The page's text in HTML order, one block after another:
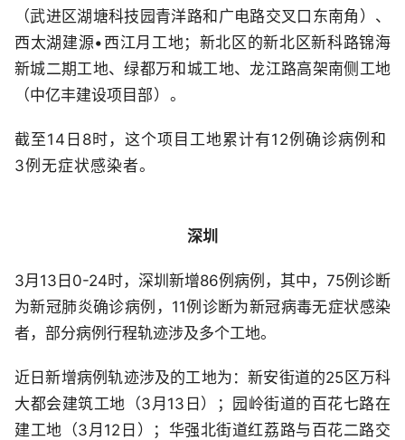
（武进区湖塘科技园青洋路和广电路交叉口东南角）、
西太湖建源•西江月工地；新北区的新北区新科路锦海
新城二期工地、绿都万和城工地、龙江路高架南侧工地
（中亿丰建设项目 部）。
截至14日8时，这个项目工地累计有12例确诊病例和
3例无症状感染者。
深圳
3月13日0-24时，深圳新增86例病例，其中，75例诊断
为新冠肺炎确诊病例，11例诊断为新冠病毒无症状感染
者，部分病例行程轨迹涉及多个工地。
近日新增病例轨迹涉及的工地为：新安街道的25区万科
大都会建筑工地（3月13日）；园岭街道的百花七路在
建工地（3月12日）；华强北街道红荔路与百花二路交